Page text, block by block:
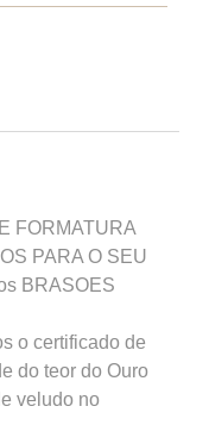
FORMATURA
PARA O SEU
BRASOES
o certificado de
do teor do Ouro
veludo no